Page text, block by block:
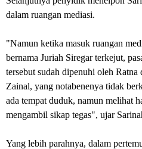
dalam ruangan mediasi.
"Namun ketika masuk ruangan
bernama Juriah Siregar terkejut,
tersebut sudah dipenuhi oleh Ratna
Zainal, yang notabenenya tidak
ada tempat duduk, namun melihat
mengambil sikap tegas", ujar
Yang lebih parahnya, dalam